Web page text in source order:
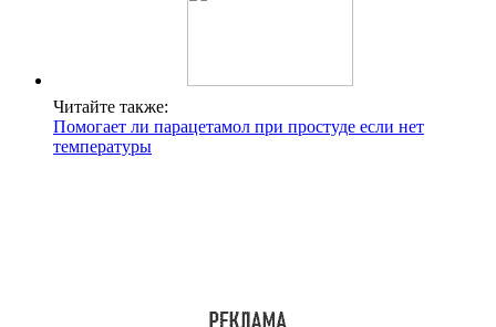
Читайте также:
Помогает ли парацетамол при простуде если нет
температуры